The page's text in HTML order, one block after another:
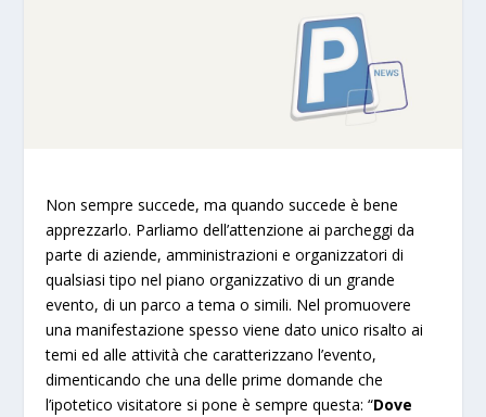
Non sempre succede, ma quando succede è bene
apprezzarlo. Parliamo dell’attenzione ai parcheggi da
parte di aziende, amministrazioni e organizzatori di
qualsiasi tipo nel piano organizzativo di un grande
evento, di un parco a tema o simili. Nel promuovere
una manifestazione spesso viene dato unico risalto ai
temi ed alle attività che caratterizzano l’evento,
dimenticando che una delle prime domande che
l’ipotetico visitatore si pone è sempre questa: “Dove